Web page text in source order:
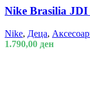
Nike Brasilia
Nike, Деца,
1.790,00 ден